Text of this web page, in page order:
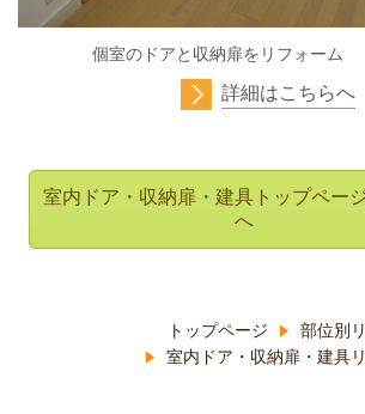
個室のドアと収納扉をリ
詳細はこちらへ
室内ドア・収納扉・建具トップペー
へ
トップページ
部位別
室内ドア・収納扉・建具